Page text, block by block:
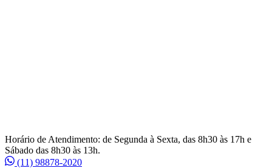
Horário de Atendimento: de Segunda à Sexta, das 8h30 às 17h e
Sábado das 8h30 às 13h.
(11) 98878-2020